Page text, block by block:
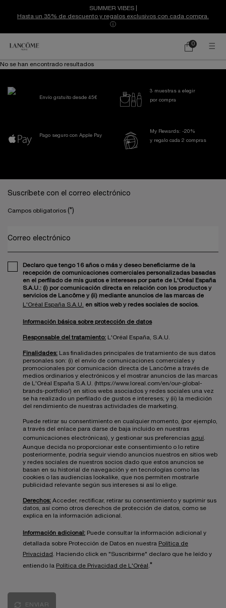
SUMMER VIBES |
Hasta un 35% de descuento y regalos exclusivos con cada compra.
ⓘ
Mi
0
0 producto
Contenido principal
No se han encontrado resultados
Envío gratuito desde 45€
3 muestras a elegir
por compra
Pago seguro con Apple Pay
My Rewards: -20%
y regalo cada 2 compras
Suscríbete con el correo electrónico
Campos obligatorios (*)
Correo electrónico
Declaro que tengo 16 años o más y deseo beneficiarme de la
recepción de comunicaciones comerciales personalizadas basadas
en el perfilado de mis gustos e intereses por parte de L'Oréal España
S.A.U.: (i) por comunicación directa en relación con los productos y
servicios de Lancôme y (ii) mediante anuncios de las marcas de
L'Oréal España S.A.U.
en sitios web y redes sociales de socios.
Información básica sobre protección de datos
Responsable del tratamiento: L'Oréal España, S.A.U.
Finalidades: Las finalidades principales de tratamiento de sus datos
personales son: (i) el envío de comunicaciones comerciales y
promocionales por comunicación directa de Lancôme a través de
medios ordinarios y electrónicos y el mostrar anuncios de las marcas
de L'Oréal España S.A.U. (https://www.loreal.com/en/our-global-
brands-portfolio/) en sitios webs asociados y redes sociales una vez
se ha realizado un perfilado de gustos e intereses; y (ii) la medición
del rendimiento de nuestras actividades de marketing.
Puede retirar su consentimiento en cualquier momento, (por ejemplo,
a través del enlace para darse de baja incluido en nuestras
comunicaciones electrónicas), y gestionar sus preferencias aquí
Aunque decida no proporcionar este consentimiento o lo retire
posteriormente, podría seguir viendo anuncios nuestros en sitios web
y redes sociales de nuestros socios dado que estos anuncios se
basan en su historial de navegación y en tecnologías como las
cookies o las audiencias lookalike, que nos permiten mostrarle
publicidad relevante según sus intereses si así lo elige.
Derechos: Acceder, rectificar, retirar su consentimiento y suprimir sus
datos, así como otros derechos de protección de datos, como se
explica en la información adicional.
Información adicional: Puede consultar la información adicional y
detallada sobre Protección de Datos en nuestra Política de
Privacidad
. Haciendo click en "Suscribirme" declaro que he leído y
entiendo la Política de Privacidad de L'Oréal *
ENVIAR